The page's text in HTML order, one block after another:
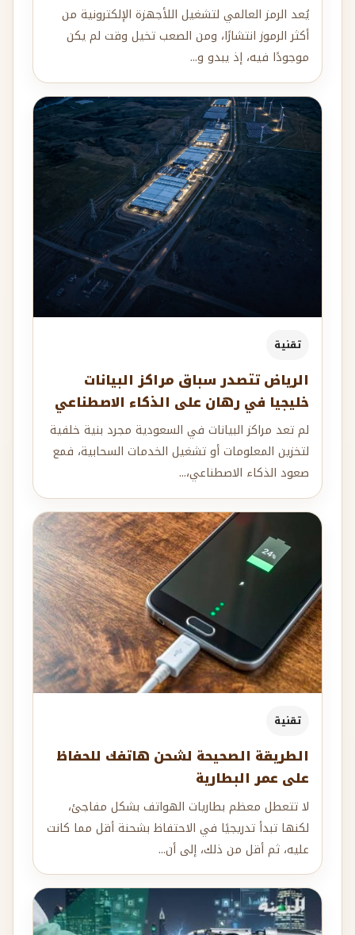
يُعد الرمز العالمي لتشغيل اللأجهزة الإلكترونية من
أكثر الرموز انتشارًا، ومن الصعب تخيل وقت لم يكن
موجودًا فيه، إذ يبدو و...
تقنية
الرياض تتصدر سباق مراكز البيانات
خليجيا في رهان على الذكاء الاصطناعي
لم تعد مراكز البيانات في السعودية مجرد بنية خلفية
لتخزين المعلومات أو تشغيل الخدمات السحابية، فمع
صعود الذكاء الاصطناعي،...
تقنية
الطريقة الصحيحة لشحن هاتفك للحفاظ
على عمر البطارية
لا تتعطل معظم بطاريات الهواتف بشكل مفاجئ،
لكنها تبدأ تدريجيًا في الاحتفاظ بشحنة أقل مما كانت
عليه، ثم أقل من ذلك، إلى أن...